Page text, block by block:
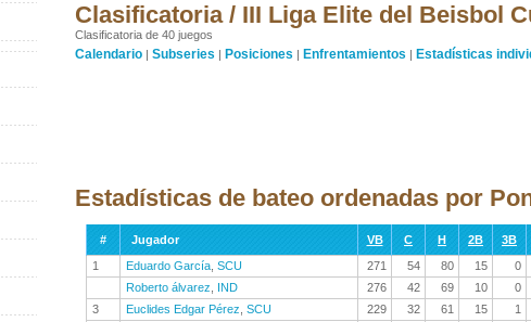
Clasificatoria / III Liga Elite del Beisbol
Clasificatoria de 40 juegos
Calendario | Subseries | Posiciones | Enfrentamientos | Estadísticas
Estadísticas de bateo ordenadas por
# Jugador VB C H 2B 3B
1
Eduardo García SCU 271 54 80 15 0
Roberto álvarez
IND 276 42 69 10 0
3
Euclides Edgar Pérez SCU 229 32 61 15 1